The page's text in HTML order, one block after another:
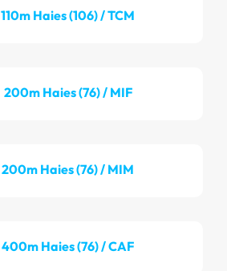
110m Haies (106) / TCM
200m Haies (76) / MIF
200m Haies (76) / MIM
400m Haies (76) / CAF